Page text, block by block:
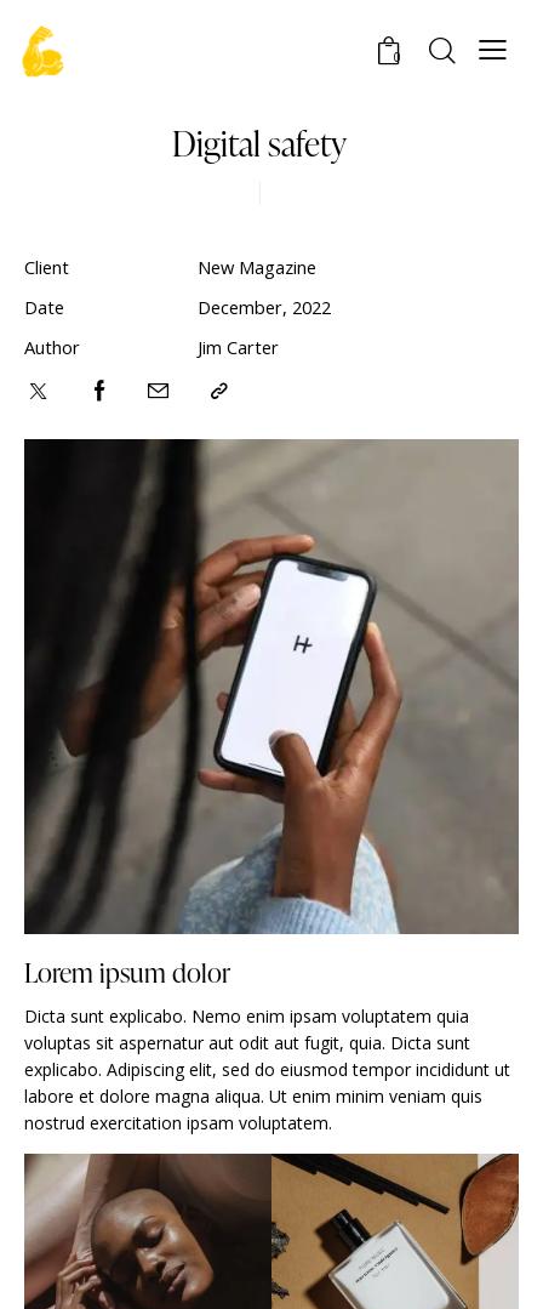
0
Digital safety
Lorem ipsum dolor
Dicta sunt explicabo. Nemo enim ipsam voluptatem quia
voluptas sit aspernatur aut odit aut fugit, quia. Dicta sunt
explicabo. Adipiscing elit, sed do eiusmod tempor incididunt ut
labore et dolore magna aliqua. Ut enim minim veniam quis
nostrud exercitation ipsam voluptatem.
Client
New Magazine
Date
December, 2022
Author
Jim Carter